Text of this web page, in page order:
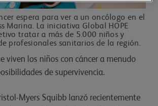
espera para ver a un oncólogo en el
Marina. La iniciativa Global HOPE
tratar a más de 5.000 niños y
profesionales sanitarios de la región.
viven los niños con cáncer a menudo
de supervivencia.
Myers Squibb lanzó recientemente